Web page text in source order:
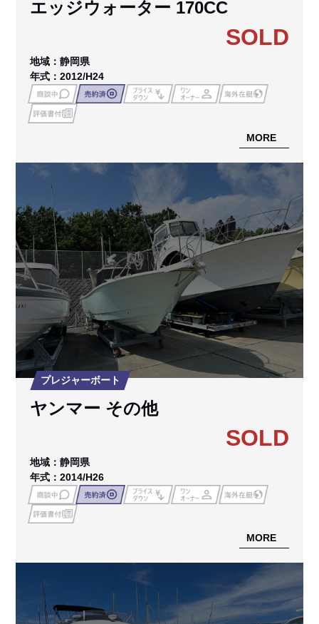
エッジウォーター 170CC
SOLD
地域：静岡県
年式：2012/H24
MORE
プレジャーボート
ヤンマー その他
SOLD
地域：静岡県
年式：2014/H26
MORE